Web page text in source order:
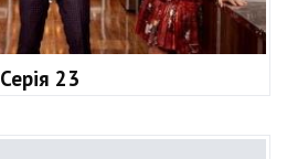
Серія 23